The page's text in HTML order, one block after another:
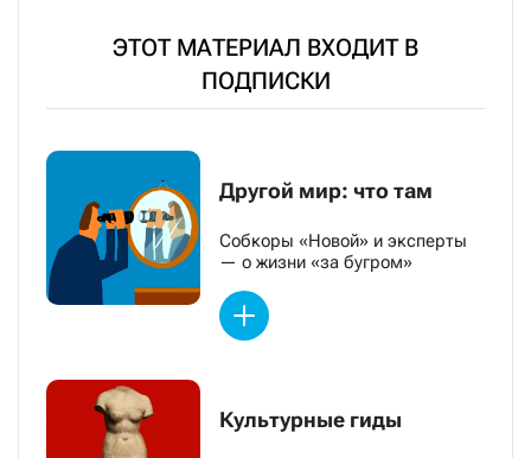
ЭТОТ МАТЕРИАЛ ВХОДИТ В
ПОДПИСКИ
Другой мир: что там
Собкоры «Новой» и эксперты
— о жизни «за бугром»
Культурные гиды